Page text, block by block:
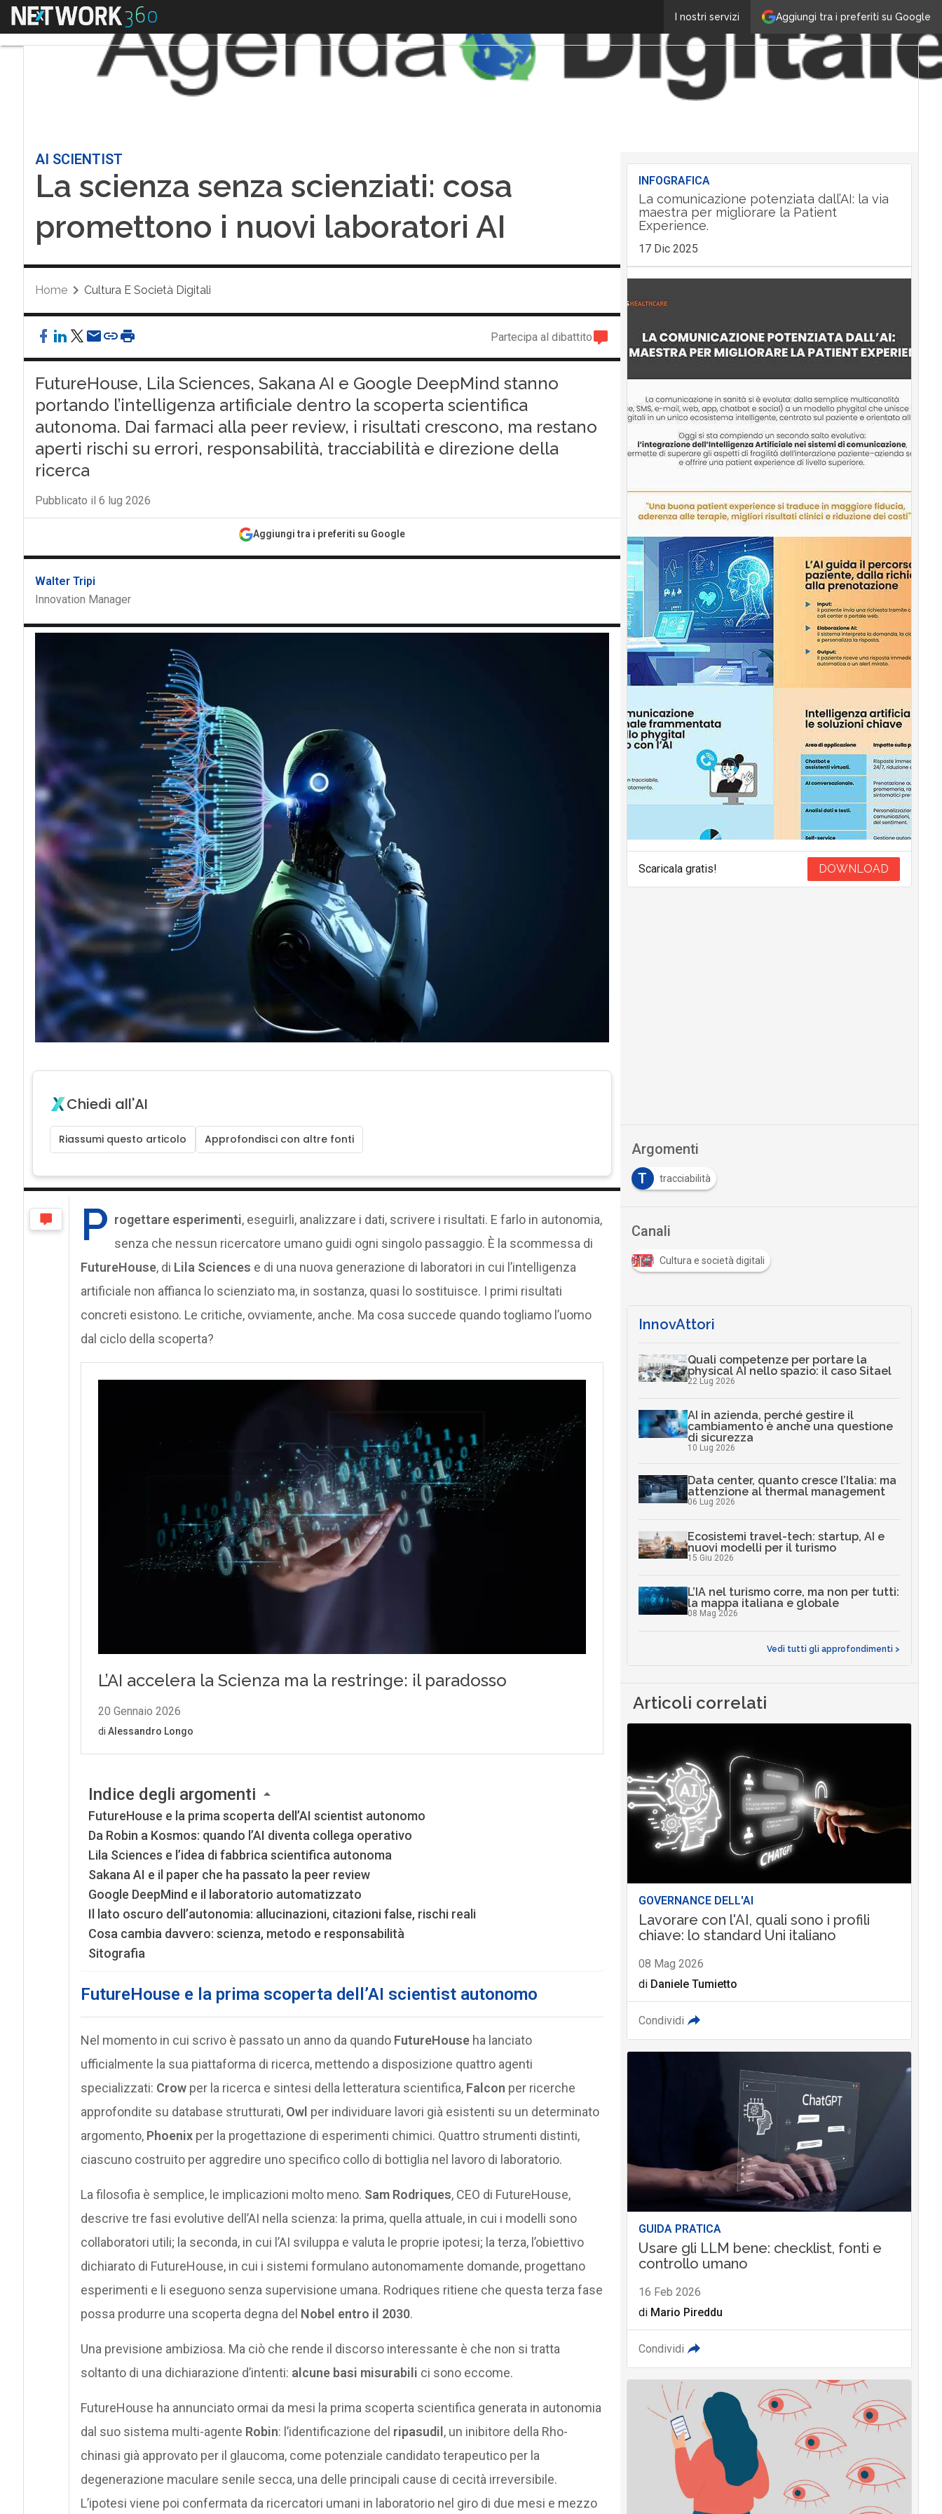
Aggiungi tra i preferiti su Google
I nostri servizi
Menu
AI SCIENTIST
La scienza senza scienziati: cosa
promettono i nuovi laboratori AI
Home Cultura E Società Digitali
Partecipa al dibattito
FutureHouse, Lila Sciences, Sakana AI e Google DeepMind stanno
portando l’intelligenza artificiale dentro la scoperta scientifica
autonoma. Dai farmaci alla peer review, i risultati crescono, ma restano
aperti rischi su errori, responsabilità, tracciabilità e direzione della
ricerca
Pubblicato il 6 lug 2026
Aggiungi tra i preferiti su Google
Walter Tripi
Innovation Manager
Chiedi all'AI
Riassumi questo articolo Approfondisci con altre fonti
P rogettare esperimenti, eseguirli, analizzare i dati, scrivere i risultati. E farlo in autonomia,
senza che nessun ricercatore umano guidi ogni singolo passaggio. È la scommessa di
FutureHouse, di Lila Sciences e di una nuova generazione di laboratori in cui l’intelligenza
artificiale non affianca lo scienziato ma, in sostanza, quasi lo sostituisce. I primi risultati
concreti esistono. Le critiche, ovviamente, anche. Ma cosa succede quando togliamo l’uomo
dal ciclo della scoperta?
Indice degli argomenti
FutureHouse e la prima scoperta dell’AI scientist autonomo
Da Robin a Kosmos: quando l’AI diventa collega operativo
Lila Sciences e l’idea di fabbrica scientifica autonoma
Sakana AI e il paper che ha passato la peer review
Google DeepMind e il laboratorio automatizzato
Il lato oscuro dell’autonomia: allucinazioni, citazioni false, rischi reali
Cosa cambia davvero: scienza, metodo e responsabilità
Sitografia
FutureHouse e la prima scoperta dell’AI scientist autonomo
Nel momento in cui scrivo è passato un anno da quando FutureHouseha lanciato
ufficialmente la sua piattaforma di ricerca, mettendo a disposizione quattro agenti
specializzati: Crowper la ricerca e sintesi della letteratura scientifica, Falcon per ricerche
approfondite su database strutturati, Owl per individuare lavori già esistenti su un determinato
argomento, Phoenixper la progettazione di esperimenti chimici. Quattro strumenti distinti,
ciascuno costruito per aggredire uno specifico collo di bottiglia nel lavoro di laboratorio.
La filosofia è semplice, le implicazioni molto meno. Sam Rodriques, CEO di FutureHouse,
descrive tre fasi evolutive dell’AI nella scienza: la prima, quella attuale, in cui i modelli sono
collaboratori utili; la seconda, in cui l’AI sviluppa e valuta le proprie ipotesi; la terza, l’obiettivo
dichiarato di FutureHouse, in cui i sistemi formulano autonomamente domande, progettano
esperimenti e li eseguono senza supervisione umana. Rodriques ritiene che questa terza fase
possa produrre una scoperta degna del Nobel entro il 2030.
Una previsione ambiziosa. Ma ciò che rende il discorso interessante è che non si tratta
soltanto di una dichiarazione d’intenti: alcune basi misurabili ci sono eccome.
FutureHouse ha annunciato ormai da mesi la prima scoperta scientifica generata in autonomia
dal suo sistema multi-agente Robin: l’identificazione del ripasudil , un inibitore della Rho-
chinasi già approvato per il glaucoma, come potenziale candidato terapeutico per la
degenerazione maculare senile secca, una delle principali cause di cecità irreversibile.
L’ipotesi viene poi confermata da ricercatori umani in laboratorio nel giro di due mesi e mezzo
INFOGRAFICA
La comunicazione potenziata dall’AI: la via
maestra per migliorare la Patient
Experience.
17 Dic 2025
Scaricala gratis! DOWNLOAD
Argomenti
T
tracciabilità
Canali
Cultura e società digitali
InnovAttori
Quali competenze per portare la
physical AI nello spazio: il caso Sitael
22 Lug 2026
AI in azienda, perché gestire il
cambiamento è anche una questione
di sicurezza
10 Lug 2026
Data center, quanto cresce l’Italia: ma
attenzione al thermal management
06 Lug 2026
Ecosistemi travel-tech: startup, AI e
nuovi modelli per il turismo
15 Giu 2026
L’IA nel turismo corre, ma non per tutti:
la mappa italiana e globale
08 Mag 2026
Vedi tutti gli approfondimenti >
Articoli correlati
GOVERNANCE DELL'AI
Lavorare con l'AI, quali sono i profili
chiave: lo standard Uni italiano
08 Mag 2026
di Daniele Tumietto
Condividi
GUIDA PRATICA
Usare gli LLM bene: checklist, fonti e
controllo umano
16 Feb 2026
di Mario Pireddu
Condividi